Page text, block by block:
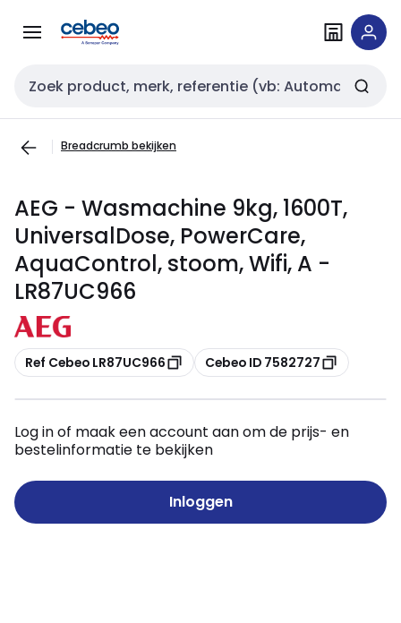
naar
naar
Zoekveld invoer
Breadcrumb bekijken
AEG - Wasmachine 9kg, 1600T,
UniversalDose, PowerCare,
AquaControl, stoom, Wifi, A -
LR87UC966
Kopiëren
Ref Cebeo LR87UC966 Kopiëren
Cebeo ID 7582727
Log in of maak een account aan om de prijs- en
bestelinformatie te bekijken
Inloggen